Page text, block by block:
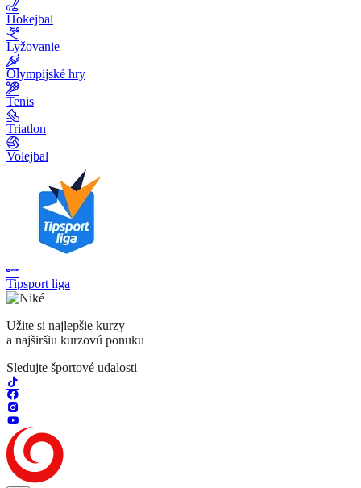
Hokejbal
Lyžovanie
Olympijské hry
Tenis
Triatlon
Volejbal
Tipsport liga
Užite si najlepšie kurzy
a najširšiu kurzovú ponuku
Sledujte športové udalosti